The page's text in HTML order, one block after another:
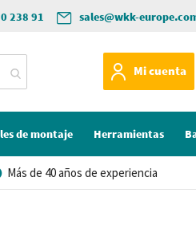
sales@wkk-
238 91
Mi cuenta
de montaje Herramientas
Más de 40 años de experiencia